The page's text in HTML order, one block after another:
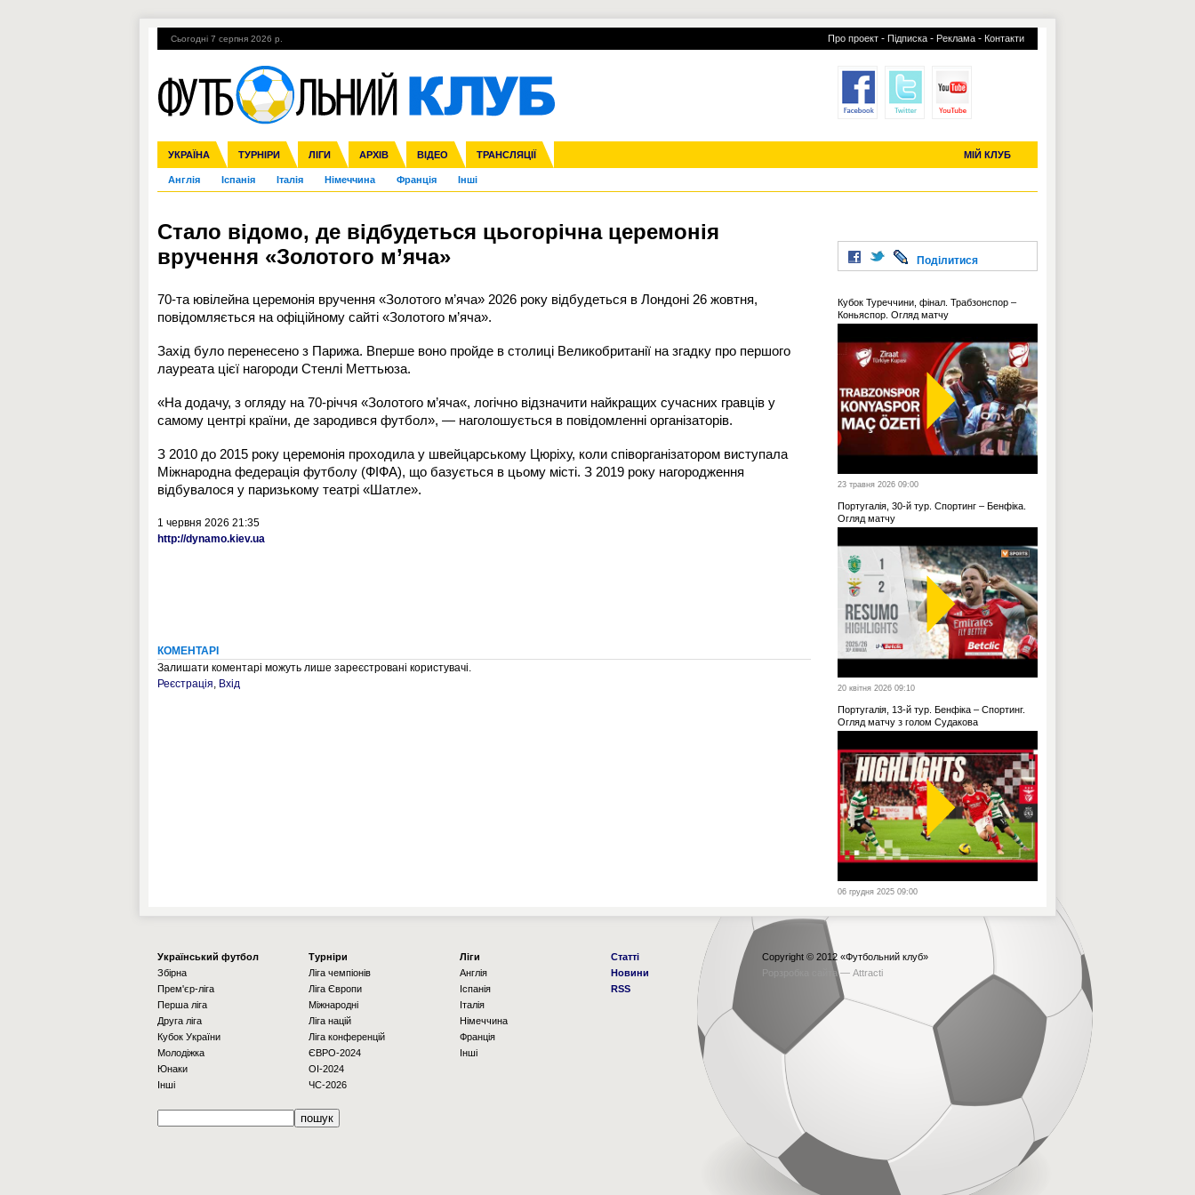
Сьогодні 7 серпня 2026 р. Про проект - Підписка - Реклама - Контакти
УКРАЇНА ТУРНІРИ ЛІГИ АРХІВ ВІДЕО ТРАНСЛЯЦІЇ МІЙ КЛУБ
Збірна Прем'єр-ліга Перша ліга Друга ліга Кубок України Молодіжка
Ліга чемпіонів Ліга Європи Міжнародні Ліга націй Ліга конференцій
Англія Іспанія Італія Німеччина Франція Інші
ЧС-2014 ЄВРО-2016 Росія Кубок конфедерацій ЧЄ-2015 (U-21)
Гарячі теми УПЛ, 1-й тур ВІЙНА УПЛ-ПЕРЕХОДИ УСІ ТРАНСФЕРИ
Стало відомо, де відбудеться цьогорічна церемонія
вручення «Золотого м’яча»
70-та ювілейна церемонія вручення «Золотого м’яча» 2026 року відбудеться в Лондоні 26 жовтня,
повідомляється на офіційному сайті «Золотого м’яча».
Захід було перенесено з Парижа. Вперше воно пройде в столиці Великобританії на згадку про першого
лауреата цієї нагороди Стенлі Меттьюза.
«На додачу, з огляду на 70-річчя «Золотого м’яча«, логічно відзначити найкращих сучасних гравців у
самому центрі країни, де зародився футбол», — наголошується в повідомленні організаторів.
З 2010 до 2015 року церемонія проходила у швейцарському Цюріху, коли співорганізатором виступала
Міжнародна федерація футболу (ФІФА), що базується в цьому місті. З 2019 року нагородження
відбувалося у паризькому театрі «Шатле».
1 червня 2026 21:35
http://dynamo.kiev.ua
КОМЕНТАРІ
Залишати коментарі можуть лише зареєстровані користувачі.
Реєстрація, Вхід
Поділитися
Кубок Туреччини, фінал. Трабзонспор –
Коньяспор. Огляд матчу
23 травня 2026 09:00
Португалія, 30-й тур. Спортинг – Бенфіка.
Огляд матчу
20 квітня 2026 09:10
Португалія, 13-й тур. Бенфіка – Спортинг.
Огляд матчу з голом Судакова
06 грудня 2025 09:00
Українcький футбол
Збірна
Прем'єр-ліга
Перша ліга
Друга ліга
Кубок України
Молодіжка
Юнаки
Інші
Турніри
Ліга чемпіонів
Ліга Європи
Міжнародні
Ліга націй
Ліга конференцій
ЄВРО-2024
OI-2024
ЧС-2026
Ліги
Англія
Іспанія
Італія
Німеччина
Франція
Інші
Статті
Новини
RSS
Copyright © 2012 «Футбольний клуб»
Рорзробка сайта — Attracti